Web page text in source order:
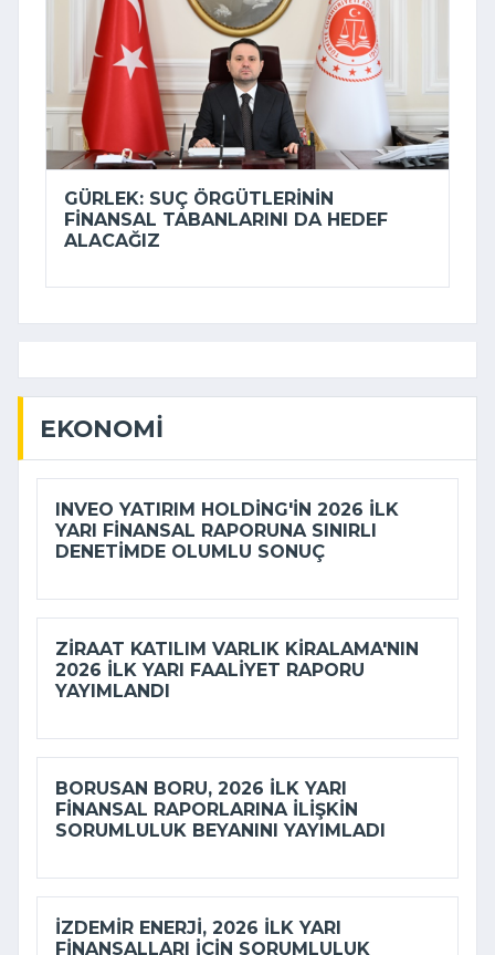
GÜRLEK: SUÇ ÖRGÜTLERININ
FINANSAL TABANLARINI DA HEDEF
ALACAĞIZ
EKONOMI
INVEO YATIRIM HOLDING'IN 2026 ILK
YARI FINANSAL RAPORUNA SINIRLI
DENETIMDE OLUMLU SONUÇ
ZIRAAT KATILIM VARLIK KIRALAMA'NIN
2026 ILK YARI FAALIYET RAPORU
YAYIMLANDI
BORUSAN BORU, 2026 ILK YARI
FINANSAL RAPORLARINA ILIŞKIN
SORUMLULUK BEYANINI YAYIMLADI
İZDEMİR ENERJI, 2026 ILK YARI
FINANSALLARI IÇIN SORUMLULUK